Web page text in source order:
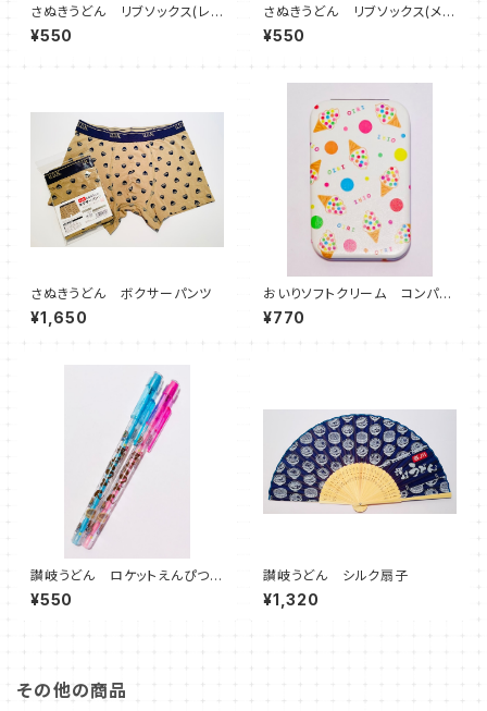
さぬきうどん リブソックス(レデ
ィース)
¥550
さぬきうどん リブソックス(メン
ズ)
¥550
さぬきうどん ボクサーパンツ
¥1,650
おいりソフトクリーム コンパク
トミラー
¥770
讃岐うどん ロケットえんぴつ
2本セット
¥550
讃岐うどん シルク扇子
¥1,320
その他の商品